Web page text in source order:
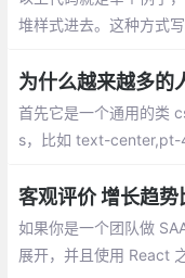
堆样式进去。这种方式
为什么越来越多
首先它是一个通用的类
s，比如 text-center,pt-
客观评价 增长趋
如果你是一个团队做
展开，并且使用 React